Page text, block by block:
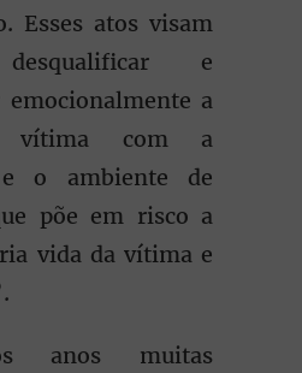
Esses atos visam
e
emocionalmente a
vítima com a
e o ambiente de
põe em risco a
vida da vítima e
anos muitas